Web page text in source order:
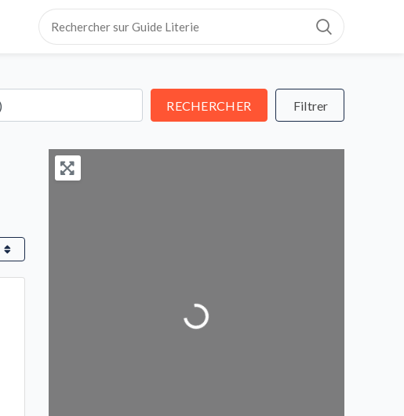
RECHERCHER RECHERCHER
Loading...